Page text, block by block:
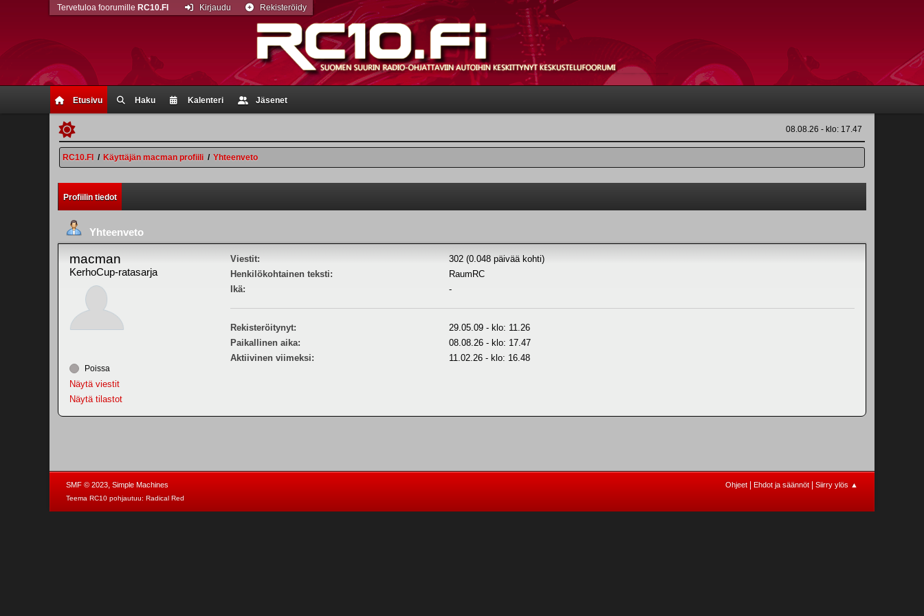
Etusivu Haku Kalenteri Jäsenet
Tervetuloa foorumille RC10.FI Kirjaudu Rekisteröidy
08.08.26 - klo: 17.47
RC10.FI / Käyttäjän macman profiili / Yhteenveto
Profiilin tiedot
Yhteenveto
macman
KerhoCup-ratasarja
Poissa
Näytä viestit
Näytä tilastot
Viestit:
302 (0.048 päivää kohti)
Henkilökohtainen teksti:
RaumRC
Ikä:
-
Rekisteröitynyt:
29.05.09 - klo: 11.26
Paikallinen aika:
08.08.26 - klo: 17.47
Aktiivinen viimeksi:
11.02.26 - klo: 16.48
Ohjeet Ehdot ja säännöt Siirry ylös ▲
SMF © 2023, Simple Machines
Teema RC10 pohjautuu: Radical Red